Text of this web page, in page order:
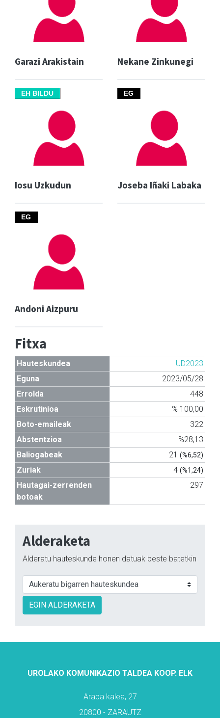
Garazi Arakistain Nekane Zinkunegi
EH BILDU
Iosu Uzkudun
EG
Joseba Iñaki Labaka
EG
Andoni Aizpuru
Fitxa
Hauteskundea
UD2023
Eguna
2023/05/28
Errolda
448
Eskrutinioa
% 100,00
Boto-emaileak
322
Abstentzioa
%28,13
Baliogabeak
21 (%6,52)
Zuriak 4 (%1,24)
Hautagai-zerrenden
botoak
297
Alderaketa
Alderatu hauteskunde honen datuak beste batetkin
EGIN ALDERAKETA
UROLAKO KOMUNIKAZIO TALDEA KOOP. ELK
Araba kalea, 27
20800 - ZARAUTZ